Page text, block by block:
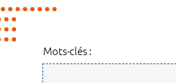
Mots-clés :